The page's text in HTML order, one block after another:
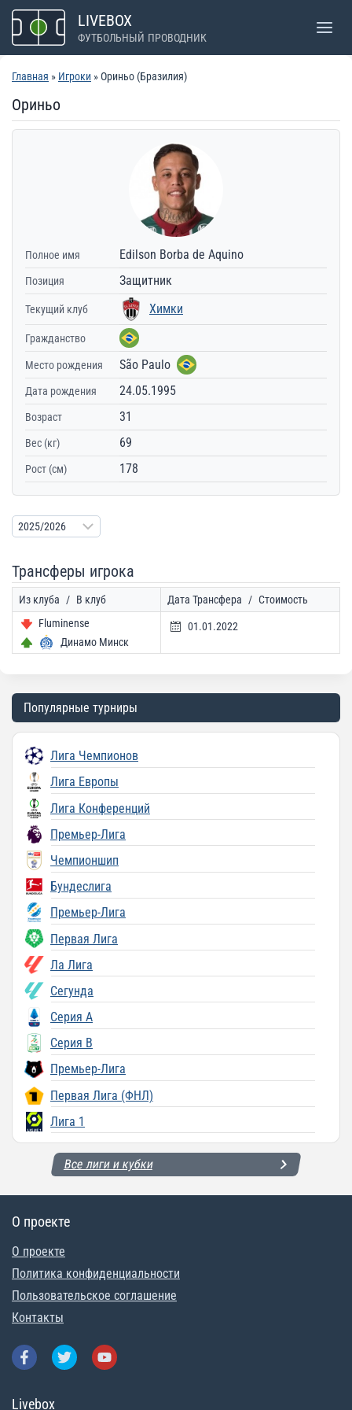
Перейти
содержимому
LIVEBOX
ФУТБОЛЬНЫЙ ПРОВОДНИК
Главная » Игроки » Ориньо (Бразилия)
Ориньо
Полное имя Edilson Borba de Aquino
Позиция Защитник
Текущий клуб Химки
Гражданство
Место рождения São Paulo
Дата рождения 24.05.1995
Возраст 31
Вес (кг) 69
Рост (см) 178
Трансферы игрока
Из клуба / В клуб Дата Трансфера / Стоимость
Fluminense
Динамо Минск
01.01.2022
Популярные турниры
Лига Чемпионов
Лига Европы
Лига Конференций
Премьер-Лига
Чемпионшип
Бундеслига
Премьер-Лига
Первая Лига
Ла Лига
Сегунда
Серия A
Серия B
Премьер-Лига
Первая Лига (ФНЛ)
Лига 1
Все лиги и кубки
О проекте
О проекте
Политика конфиденциальности
Пользовательское соглашение
Контакты
Livebox